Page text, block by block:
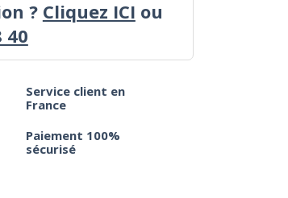
? Cliquez ICI ou
40
Service client en
France
Paiement 100%
sécurisé